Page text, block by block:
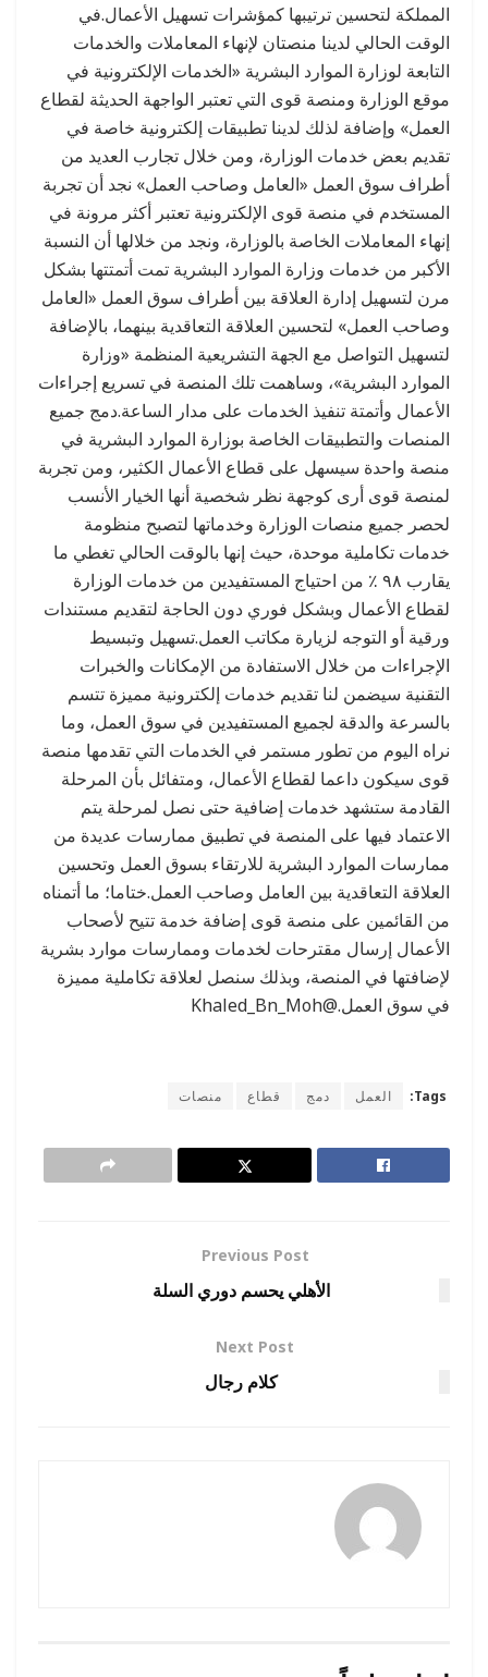
المملكة لتحسين ترتيبها كمؤشرات تسهيل الأعمال.في
الوقت الحالي لدينا منصتان لإنهاء المعاملات والخدمات
التابعة لوزارة الموارد البشرية «الخدمات الإلكترونية في
موقع الوزارة ومنصة قوى التي تعتبر الواجهة الحديثة لقطاع
العمل» وإضافة لذلك لدينا تطبيقات إلكترونية خاصة في
تقديم بعض خدمات الوزارة، ومن خلال تجارب العديد من
أطراف سوق العمل «العامل وصاحب العمل» نجد أن تجربة
المستخدم في منصة قوى الإلكترونية تعتبر أكثر مرونة في
إنهاء المعاملات الخاصة بالوزارة، ونجد من خلالها أن النسبة
الأكبر من خدمات وزارة الموارد البشرية تمت أتمتتها بشكل
مرن لتسهيل إدارة العلاقة بين أطراف سوق العمل «العامل
وصاحب العمل» لتحسين العلاقة التعاقدية بينهما، بالإضافة
لتسهيل التواصل مع الجهة التشريعية المنظمة «وزارة
الموارد البشرية»، وساهمت تلك المنصة في تسريع إجراءات
الأعمال وأتمتة تنفيذ الخدمات على مدار الساعة.دمج جميع
المنصات والتطبيقات الخاصة بوزارة الموارد البشرية في
منصة واحدة سيسهل على قطاع الأعمال الكثير، ومن تجربة
لمنصة قوى أرى كوجهة نظر شخصية أنها الخيار الأنسب
لحصر جميع منصات الوزارة وخدماتها لتصبح منظومة
خدمات تكاملية موحدة، حيث إنها بالوقت الحالي تغطي ما
يقارب ٩٨ ٪؜ من احتياج المستفيدين من خدمات الوزارة
لقطاع الأعمال وبشكل فوري دون الحاجة لتقديم مستندات
ورقية أو التوجه لزيارة مكاتب العمل.تسهيل وتبسيط
الإجراءات من خلال الاستفادة من الإمكانات والخبرات
التقنية سيضمن لنا تقديم خدمات إلكترونية مميزة تتسم
بالسرعة والدقة لجميع المستفيدين في سوق العمل، وما
نراه اليوم من تطور مستمر في الخدمات التي تقدمها منصة
قوى سيكون داعما لقطاع الأعمال، ومتفائل بأن المرحلة
القادمة ستشهد خدمات إضافية حتى نصل لمرحلة يتم
الاعتماد فيها على المنصة في تطبيق ممارسات عديدة من
ممارسات الموارد البشرية للارتقاء بسوق العمل وتحسين
العلاقة التعاقدية بين العامل وصاحب العمل.ختاما؛ ما أتمناه
من القائمين على منصة قوى إضافة خدمة تتيح لأصحاب
الأعمال إرسال مقترحات لخدمات وممارسات موارد بشرية
لإضافتها في المنصة، وبذلك سنصل لعلاقة تكاملية مميزة
في سوق العمل.@Khaled_Bn_Moh
Tags: العمل دمج قطاع منصات
Previous Post
الأهلي يحسم دوري السلة
Next Post
كلام رجال